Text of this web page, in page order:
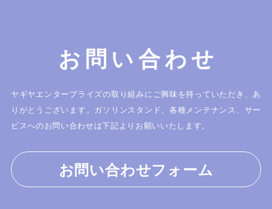
お問い合わせ
ヤギヤエンタープライズの取り組みにご興味を持っていただき、あ
りがとうございます。
ガソリンスタンド、各種メンテナンス、サー
ビスへのお問い合わせは下記よりお願いいたします。
お問い合わせフォーム